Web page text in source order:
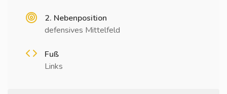
2. Nebenposition
defensives Mittelfeld
Fuß
Links